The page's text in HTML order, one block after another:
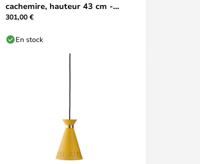
cachemire, hauteur 43 cm -
Warm Nordic
301,00 €
En stock